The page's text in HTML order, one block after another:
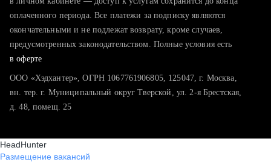
оплаченного периода. Все платежи за подписку являются
окончательными и не подлежат возврату, кроме случаев,
предусмотренных законодательством. Полные условия есть
в оферте
ООО «Хэдхантер», ОГРН 1067761906805, 125047, г. Москва,
вн. тер. г. Муниципальный округ Тверской, ул. 2-я Брестская,
д. 48, помещ. 25
HeadHunter
Размещение вакансий